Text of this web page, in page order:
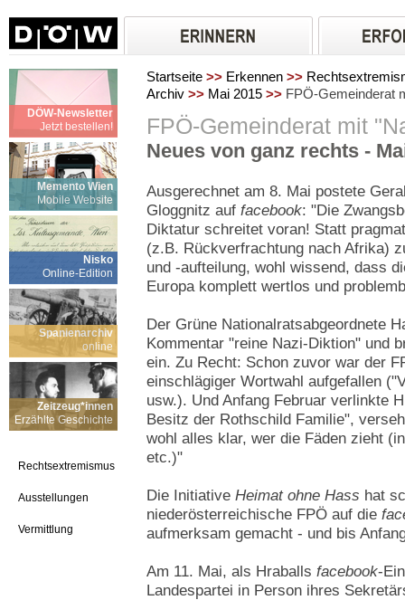
DÖW-Newsletter
Jetzt bestellen!
Memento Wien
Mobile Website
Nisko
Online-Edition
Spanienarchiv
online
Zeitzeug*innen
Erzählte Geschichte
Rechtsextremismus
Ausstellungen
Vermittlung
Startseite >> Erkennen >>
Archiv >> Mai 2015 >> FPÖ-Gemeinderat
FPÖ-Gemeinderat mit
Neues von ganz rechts -
Ausgerechnet am 8. Mai postete
Gloggnitz auf facebook: "Die
Diktatur schreitet voran! Statt
(z.B. Rückverfrachtung nach Afrika)
und -aufteilung, wohl wissend, dass
Europa komplett wertlos und
Der Grüne Nationalratsabgeordnete
Kommentar "reine Nazi-Diktion" und
ein. Zu Recht: Schon zuvor war der
einschlägiger Wortwahl aufgefallen
usw.). Und Anfang Februar verlinkte
Besitz der Rothschild Familie",
wohl alles klar, wer die Fäden zieht
etc.)"
Die Initiative Heimat ohne Hass hat
niederösterreichische FPÖ auf die
aufmerksam gemacht - und bis
Am 11. Mai, als Hraballs facebook-
Landespartei in Person ihres